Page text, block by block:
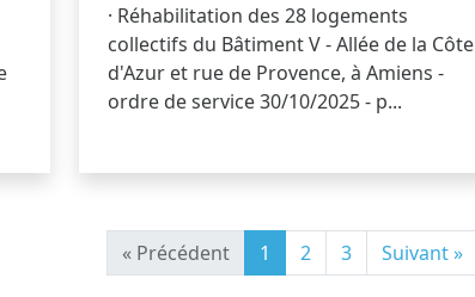
· Réhabilitation des 28 logements
collectifs du Bâtiment V - Allée de la Côte
d'Azur et rue de Provence, à Amiens -
ordre de service 30/10/2025 - p...
« Précédent 1 2 3 Suivant »